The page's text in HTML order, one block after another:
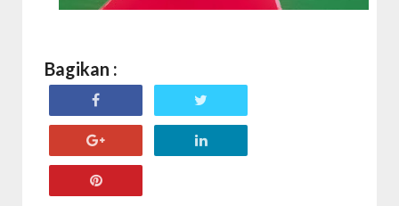
Bagikan :